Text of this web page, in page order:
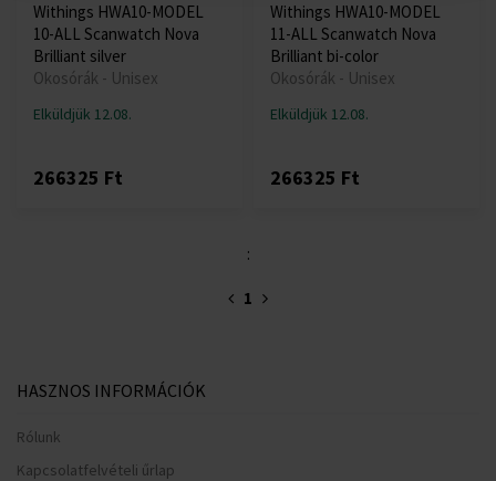
Withings HWA10-MODEL
10-ALL Scanwatch Nova
Brilliant silver
Okosórák - Unisex
Elküldjük 12.08.
266325 Ft
Withings HWA10-MODEL
11-ALL Scanwatch Nova
Brilliant bi-color
Okosórák - Unisex
Elküldjük 12.08.
266325 Ft
:
1
HASZNOS INFORMÁCIÓK
Rólunk
Kapcsolatfelvételi űrlap